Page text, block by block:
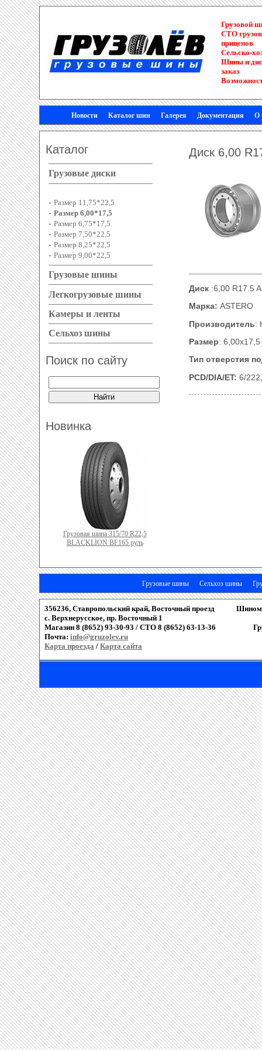
Грузовой
СТО
прицепов
Сельско-
Шины и
заказ
Новости Каталог шин Галерея Документация О
Каталог
Грузовые диски
- Размер 11,75*22,5
- Размер 6,00*17,5
- Размер 6,75*17,5
- Размер 7,50*22,5
- Размер 8,25*22,5
- Размер 9,00*22,5
Грузовые шины
Легкогрузовые шины
Камеры и ленты
Сельхоз шины
Поиск по сайту
Новинка
Грузовая шина 315/70 R22,5
BLACKLION BF165 руль
Диск 6,00
Диск :6,00 R17.5
Марка: ASTERO
Производитель:
Размер: 6,00х17,5
Тип отверстия
PCD/DIA/ET: 6/
Грузовые шины Сельхоз шины
356236, Ставропольский край, Восточный проезд
c. Верхнерусское, пр. Восточный 1
Магазин 8 (8652) 93-30-93 / СТО 8 (8652) 63-13-36
Почта: info@gruzolev.ru
Карта проезда / Карта сайта